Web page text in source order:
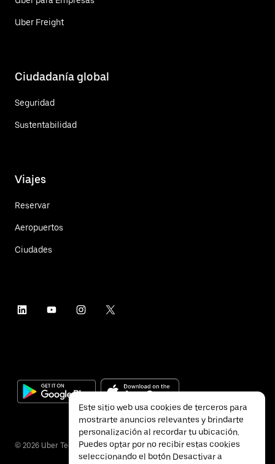
Uber Freight
Ciudadanía global
Seguridad
Sustentabilidad
Viajes
Reservar
Aeropuertos
Ciudades
© 2026 Uber Technologies Inc.
Este sitio web usa cookies de terceros para
mostrarte anuncios relevantes y brindarte
personalización al recordar tu ubicación.
Puedes optar por no recibir estas cookies
seleccionando el botón Desactivar a